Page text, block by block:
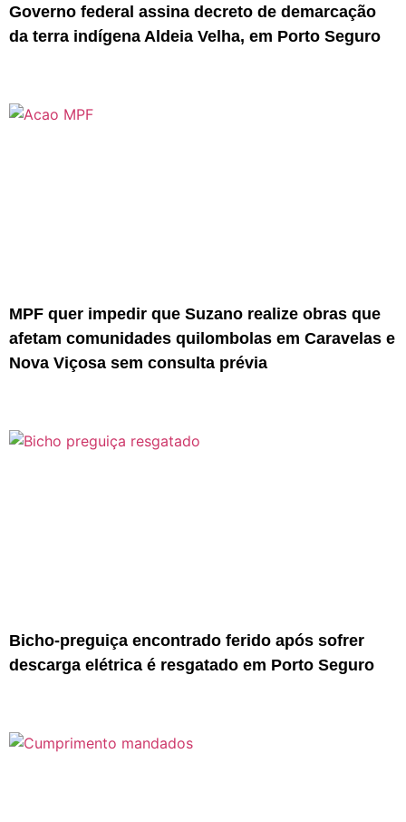
Governo federal assina decreto de demarcação
da terra indígena Aldeia Velha, em Porto Seguro
MPF quer impedir que Suzano realize obras que
afetam comunidades quilombolas em Caravelas e
Nova Viçosa sem consulta prévia
Bicho-preguiça encontrado ferido após sofrer
descarga elétrica é resgatado em Porto Seguro